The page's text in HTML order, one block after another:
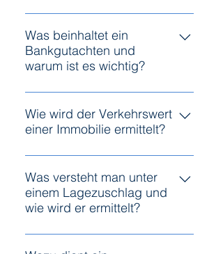
geschäftliche Entscheidungen
genutzt.
Ein Versicherungsgutachten wird
im Schadensfall von der
Versicherung beauftragt, um die
Schadenshöhe und -ursache als
ermitteln.
Was beinhaltet ein
Bankgutachten und
warum ist es wichtig?
Ein Bankgutachten bewertet
Immobilien für Finanzierungen,
indem es den Marktwert und die
Regel das Finanzinstitut.
Wie wird der Verkehrswert
einer Immobilie ermittelt?
Der Verkehrswert wird mittels
eingehender Analyse des
aktuellen Marktes und der
Bewertung der
Was versteht man unter
einem Lagezuschlag und
wie wird er ermittelt?
Der Lagezuschlag erhöht den